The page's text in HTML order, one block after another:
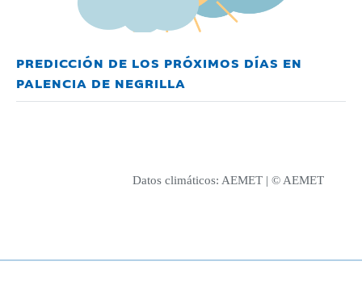
PREDICCIÓN DE LOS PRÓXIMOS DÍAS EN
PALENCIA DE NEGRILLA
Datos climáticos: AEMET | © AEMET